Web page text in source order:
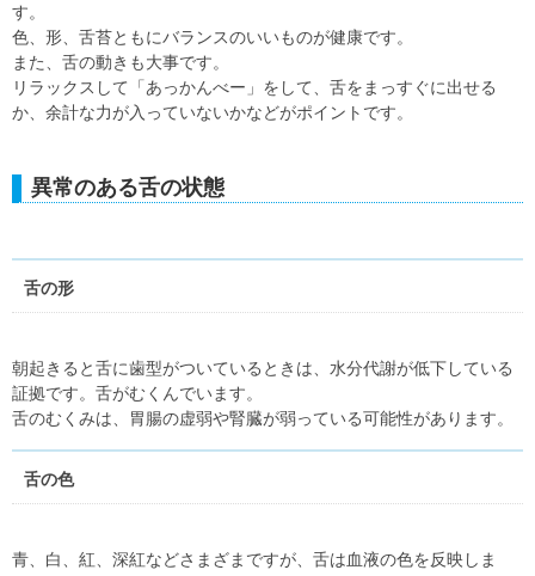
す。
色、形、舌苔ともにバランスのいいものが健康です。
また、舌の動きも大事です。
リラックスして「あっかんべー」をして、舌をまっすぐに出せる
か、余計な力が入っていないかなどがポイントです。
異常のある舌の状態
舌の形
朝起きると舌に歯型がついているときは、水分代謝が低下している
証拠です。舌がむくんでいます。
舌のむくみは、胃腸の虚弱や腎臓が弱っている可能性があります。
舌の色
青、白、紅、深紅などさまざまですが、舌は血液の色を反映しま